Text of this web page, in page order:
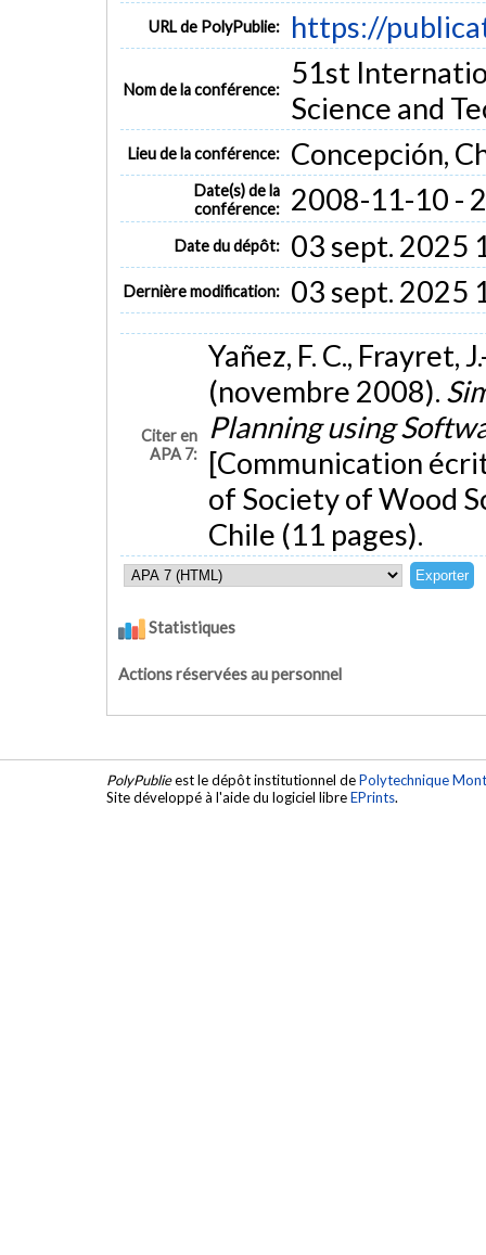
URL de PolyPublie: https://
Nom de la conférence:
51st
Science and
Lieu de la conférence: Concepción,
Date(s) de la
conférence:
2008-11-10 -
Date du dépôt: 03 sept. 2025
Dernière modification: 03 sept. 2025
Citer en
APA 7:
Yañez, F. C., Frayret,
(novembre 2008).
Planning using
[Communication
of Society of Wood
Chile (11 pages).
Statistiques
Actions réservées au personnel
PolyPublieest le dépôt institutionnel dePolytechnique
Site développé à l'aide du logiciel libreEPrints.